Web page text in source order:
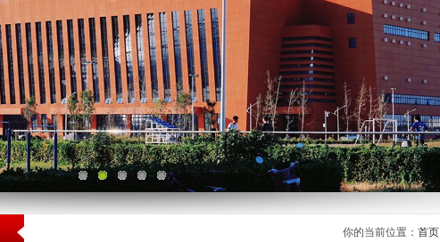
你的当前位置： 首页